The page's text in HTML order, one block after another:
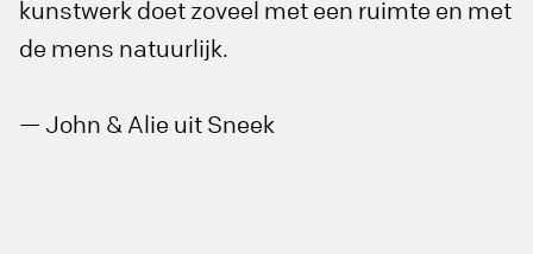
kunstwerk doet zoveel met een ruimte en met
de mens natuurlijk.
— John & Alie uit Sneek